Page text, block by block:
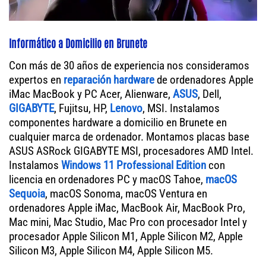
Informático a Domicilio en Brunete
Con más de 30 años de experiencia nos consideramos
expertos en reparación hardwarede ordenadores Apple
iMac MacBook y PC Acer, Alienware, ASUS, Dell,
GIGABYTE, Fujitsu, HP, Lenovo, MSI. Instalamos
componentes hardware a domicilio en Brunete en
cualquier marca de ordenador. Montamos placas base
ASUS ASRock GIGABYTE MSI, procesadores AMD Intel.
Instalamos Windows 11 Professional Edition con
licencia en ordenadores PC y macOS Tahoe, macOS
Sequoia, macOS Sonoma, macOS Ventura en
ordenadores Apple iMac, MacBook Air, MacBook Pro,
Mac mini, Mac Studio, Mac Pro con procesador Intel y
procesador Apple Silicon M1, Apple Silicon M2, Apple
Silicon M3, Apple Silicon M4, Apple Silicon M5.